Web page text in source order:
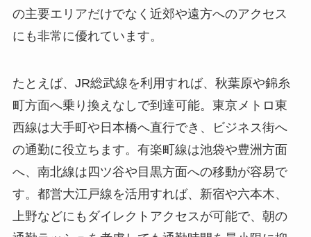
の主要エリアだけでなく近郊や遠方へのアクセス
にも非常に優れています。
たとえば、JR総武線を利用すれば、秋葉原や錦糸
町方面へ乗り換えなしで到達可能。東京メトロ東
西線は大手町や日本橋へ直行でき、ビジネス街へ
の通勤に役立ちます。有楽町線は池袋や豊洲方面
へ、南北線は四ツ谷や目黒方面への移動が容易で
す。都営大江戸線を活用すれば、新宿や六本木、
上野などにもダイレクトアクセスが可能で、朝の